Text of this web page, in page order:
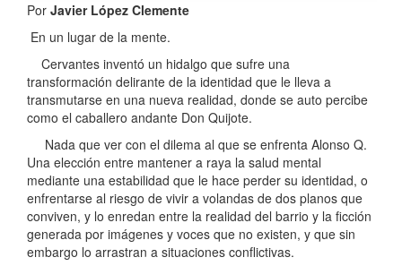
Por Javier López Clemente
En un lugar de la mente.
Cervantes inventó un hidalgo que sufre una
transformación delirante de la identidad que le lleva a
transmutarse en una nueva realidad, donde se auto percibe
como el caballero andante Don Quijote.
Nada que ver con el dilema al que se enfrenta Alonso Q.
Una elección entre mantener a raya la salud mental
mediante una estabilidad que le hace perder su identidad, o
enfrentarse al riesgo de vivir a volandas de dos planos que
conviven, y lo enredan entre la realidad del barrio y la ficción
generada por imágenes y voces que no existen, y que sin
embargo lo arrastran a situaciones conflictivas.